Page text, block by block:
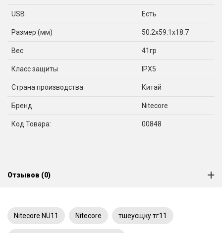
USB Есть
Размер (мм) 50.2x59.1x18.7
Вес 41гр
Класс защиты IPX5
Страна производства Китай
Бренд Nitecore
Код Товара: 00848
Отзывов (0)
Nitecore NU11 Nitecore тшеусщку тг11